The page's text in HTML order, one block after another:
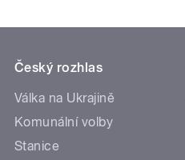
Český rozhlas
Válka na Ukrajině
Komunální volby
Stanice